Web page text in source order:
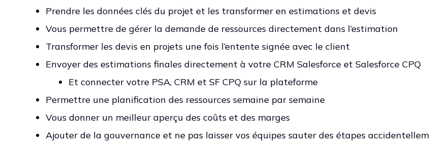
Prendre les données clés du projet et les transformer en estimations et devis
Vous permettre de gérer la demande de ressources directement dans l’estimation
Transformer les devis en projets une fois l’entente signée avec le client
Envoyer des estimations finales directement à votre CRM Salesforce et Salesforce CPQ
Et connecter votre PSA, CRM et SF CPQ sur la plateforme
Permettre une planification des ressources semaine par semaine
Vous donner un meilleur aperçu des coûts et des marges
Ajouter de la gouvernance et ne pas laisser vos équipes sauter des étapes